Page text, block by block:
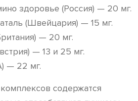
здоровье (Россия) — 20 мг.
(Швейцария) — 15 мг.
— 20 мг.
— 13 и 25 мг.
— 22 мг.
содержатся